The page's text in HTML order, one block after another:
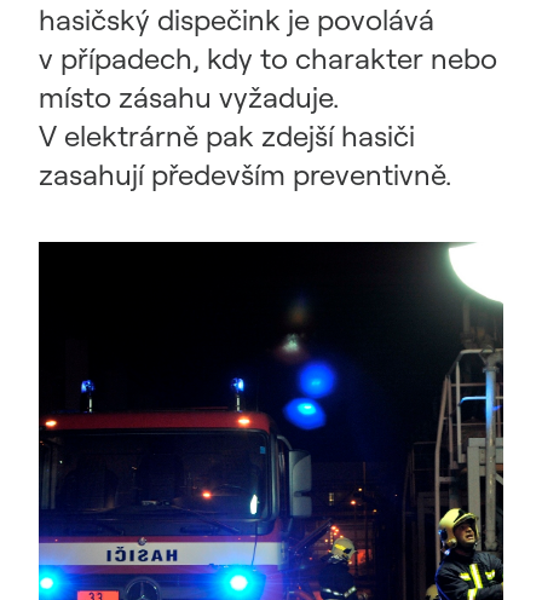
hasičský dispečink je povolává
v případech, kdy to charakter nebo
místo zásahu vyžaduje.
V elektrárně pak zdejší hasiči
zasahují především preventivně.